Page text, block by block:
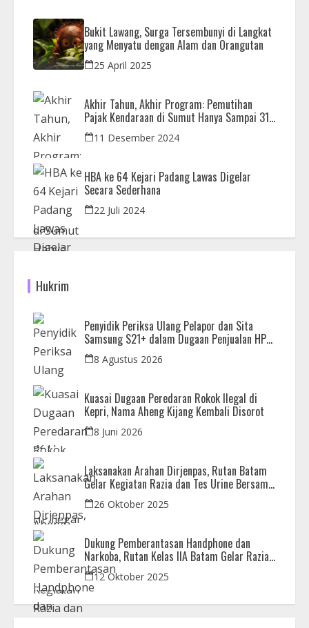
Bukit Lawang, Surga Tersembunyi di Langkat
yang Menyatu dengan Alam dan Orangutan
25 April 2025
Akhir Tahun, Akhir Program: Pemutihan
Pajak Kendaraan di Sumut Hanya Sampai 31
Desember
11 Desember 2024
HBA ke 64 Kejari Padang Lawas Digelar
Secara Sederhana
22 Juli 2024
Hukrim
Penyidik Periksa Ulang Pelapor dan Sita
Samsung S21+ dalam Dugaan Penjualan HP
Ilegal di Nagoya Hill
8 Agustus 2026
Kuasai Dugaan Peredaran Rokok Ilegal di
Kepri, Nama Aheng Kijang Kembali Disorot
8 Juni 2026
Laksanakan Arahan Dirjenpas, Rutan Batam
Gelar Kegiatan Razia dan Tes Urine Bersama
APH26 Oktober 2025
Dukung Pemberantasan Handphone dan
Narkoba, Rutan Kelas IIA Batam Gelar Razia
Bersama Aparat Penegak Hukum
12 Oktober 2025